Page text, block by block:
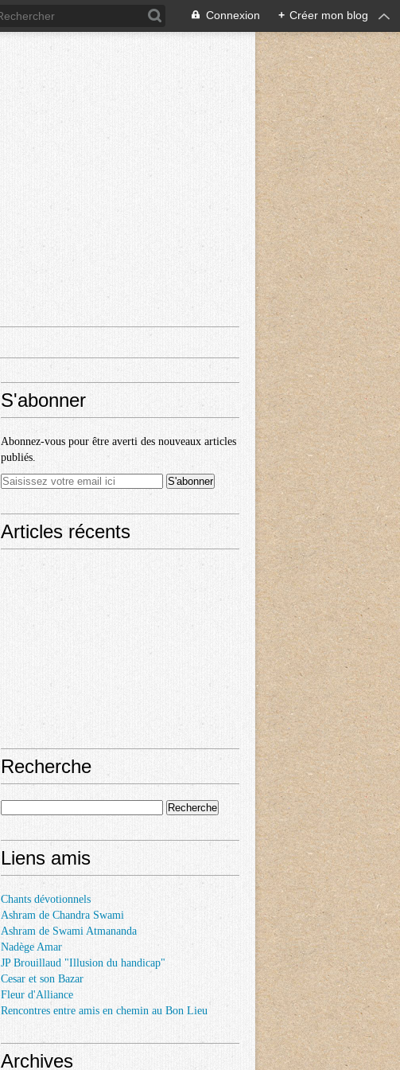
Connexion + Créer mon blog
S'abonner
Abonnez-vous pour être averti des nouveaux articles
publiés.
Articles récents
Recherche
Liens amis
Chants dévotionnels
Ashram de Chandra Swami
Ashram de Swami Atmananda
Nadège Amar
JP Brouillaud "Illusion du handicap"
Cesar et son Bazar
Fleur d'Alliance
Rencontres entre amis en chemin au Bon Lieu
Archives